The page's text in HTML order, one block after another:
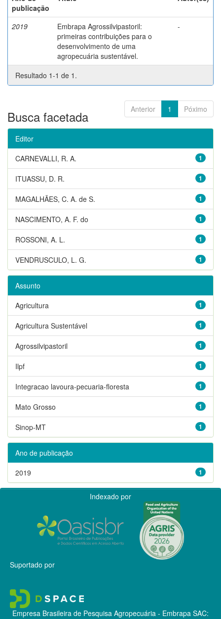
publicação
2019
Embrapa Agrossilvipastoril:
primeiras contribuições para o
desenvolvimento de uma
agropecuária sustentável.
-
Resultado 1-1 de 1.
Anterior 1 Póximo
Busca facetada
Editor
1
CARNEVALLI, R. A.
1
ITUASSU, D. R.
1
MAGALHÃES, C. A. de S.
1
NASCIMENTO, A. F. do
1
ROSSONI, A. L.
1
VENDRUSCULO, L. G.
Assunto
1
Agricultura
1
Agricultura Sustentável
1
Agrossilvipastoril
1
Ilpf
1
Integracao lavoura-pecuaria-floresta
1
Mato Grosso
1
Sinop-MT
Ano de publicação
1
2019
Indexado por
Suportado por
Empresa Brasileira de Pesquisa Agropecuária - Embrapa SAC: